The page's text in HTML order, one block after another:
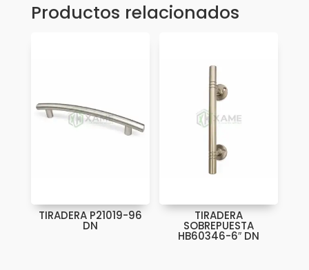
Productos relacionados
TIRADERA P21019-96
DN
TIRADERA
SOBREPUESTA
HB60346-6″ DN